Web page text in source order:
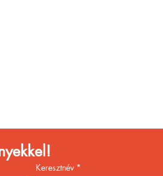
Keresztnév *